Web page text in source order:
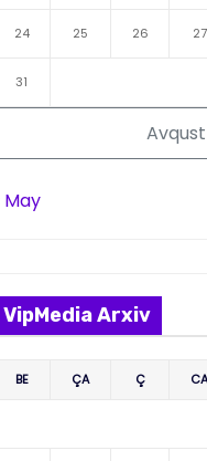
24 25 26 27
31
May
VipMedia Arxiv
BE ÇA Ç CA